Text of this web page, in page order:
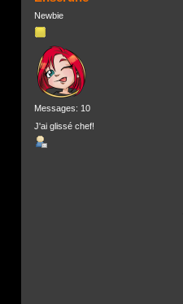
Newbie
Messages: 10
J'ai glissé chef!